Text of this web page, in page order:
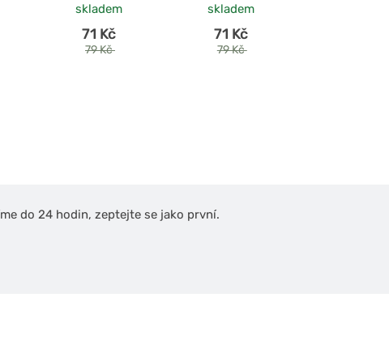
skladem
71 Kč
79 Kč
skladem
71 Kč
79 Kč
do 24 hodin, zeptejte se jako první.